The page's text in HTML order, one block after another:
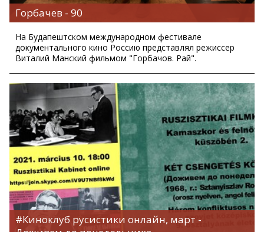
Горбачев - 90
На Будапештском международном фестивале
документального кино Россию представлял режиссер
Виталий Манский фильмом "Горбачов. Рай".
#Киноклуб русистики онлайн, март -